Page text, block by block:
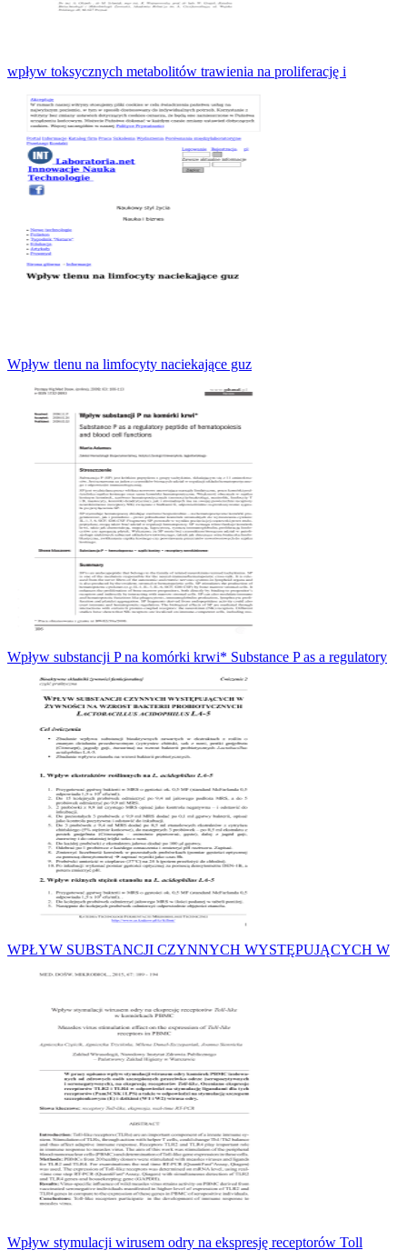
wpływ toksycznych metabolitów trawienia na proliferację i
Wpływ tlenu na limfocyty naciekające guz
Wpływ substancji P na komórki krwi* Substance P as a regulatory
WPŁYW SUBSTANCJI CZYNNYCH WYSTĘPUJĄCYCH W
Wpływ stymulacji wirusem odry na ekspresję receptorów Toll